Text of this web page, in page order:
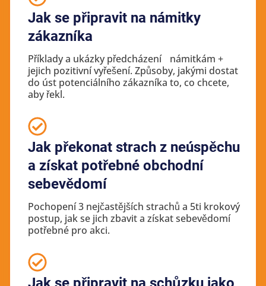
Jak se připravit na námitky
zákazníka
Příklady a ukázky předcházení námitkám +
jejich pozitivní vyřešení. Způsoby, jakými dostat
do úst potenciálního zákazníka to, co chcete,
aby řekl.
Jak překonat strach z neúspěchu
a získat potřebné obchodní
sebevědomí
Pochopení 3 nejčastějších strachů a 5ti krokový
postup, jak se jich zbavit a získat sebevědomí
potřebné pro akci.